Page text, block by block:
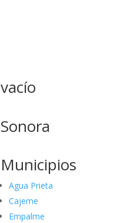
vacío
Sonora
Municipios
Agua Prieta
Cajeme
Empalme